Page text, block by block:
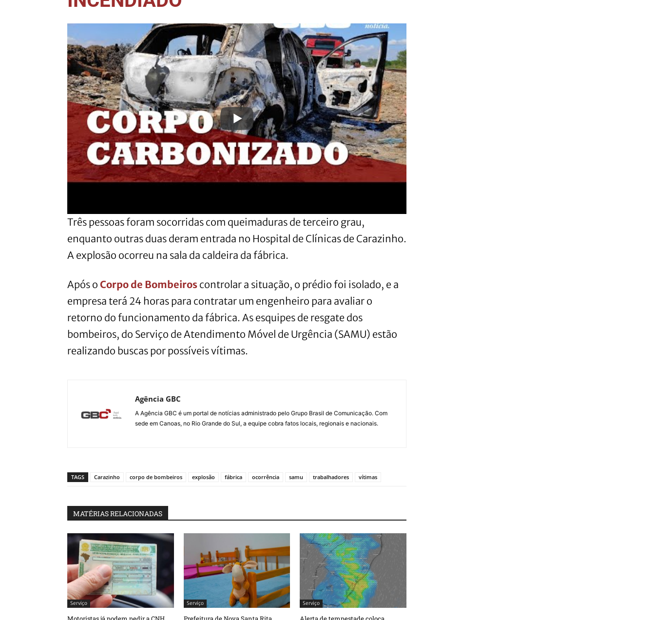
Três pessoas foram socorridas com queimaduras de terceiro grau,
enquanto outras duas deram entrada no Hospital de Clínicas de Carazinho.
A explosão ocorreu na sala da caldeira da fábrica.
Após o Corpo de Bombeiros controlar a situação, o prédio foi isolado, e a
empresa terá 24 horas para contratar um engenheiro para avaliar o
retorno do funcionamento da fábrica. As esquipes de resgate dos
bombeiros, do Serviço de Atendimento Móvel de Urgência (SAMU) estão
realizando buscas por possíveis vítimas.
Agência GBC
A Agência GBC é um portal de notícias administrado pelo Grupo Brasil de Comunicação. Com
sede em Canoas, no Rio Grande do Sul, a equipe cobra fatos locais, regionais e nacionais.
TAGS Carazinho corpo de bombeiros explosão fábrica ocorrência samu trabalhadores vítimas
MATÉRIAS RELACIONADAS
Serviço Serviço Serviço